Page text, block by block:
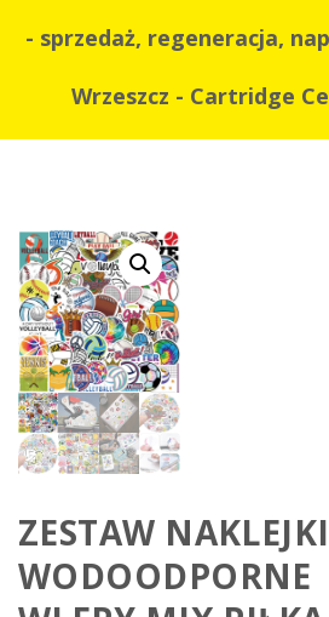
- sprzedaż, regeneracja,
Wrzeszcz - Cartridge
ZESTAW NAKLEJKI
WODOODPORNE